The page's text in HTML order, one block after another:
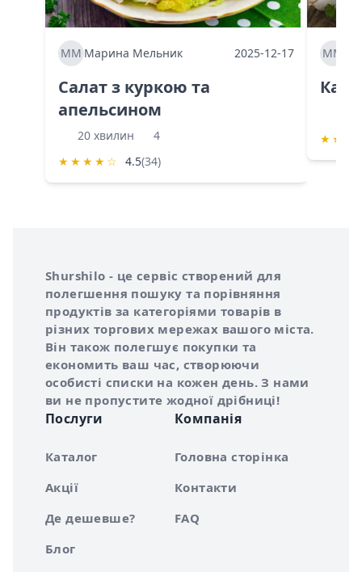
ММ Марина Мельник 2025-12-17
Салат з куркою та
апельсином
20 хвилин
4
★ ★ ★ ★ ☆ 4.5(34)
ММ
★ ★
Про сервіс Shurshilo
Shurshilo - це сервіс створений для
полегшення пошуку та порівняння
продуктів за категоріями товарів в
різних торгових мережах вашого міста.
Він також полегшує покупки та
економить ваш час, створюючи
особисті списки на кожен день. З нами
ви не пропустите жодної дрібниці!
Послуги
Каталог
Акції
Де дешевше?
Блог
Компанія
Головна сторінка
Контакти
FAQ